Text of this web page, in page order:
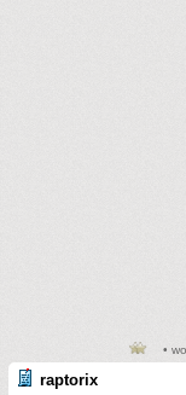
•
raptorix